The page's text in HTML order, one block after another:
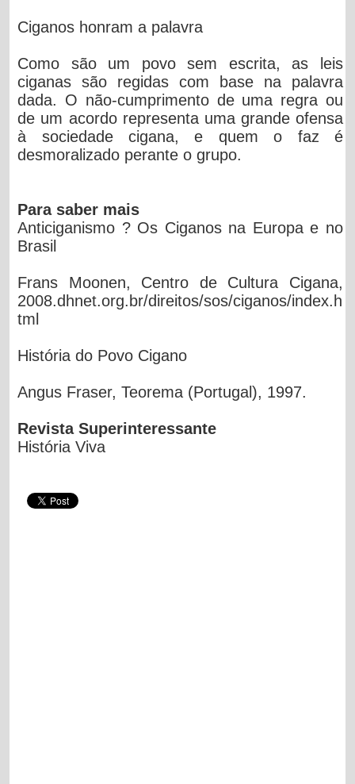
Ciganos honram a palavra
Como são um povo sem escrita, as leis
ciganas são regidas com base na palavra
dada. O não-cumprimento de uma regra ou
de um acordo representa uma grande ofensa
à sociedade cigana, e quem o faz é
desmoralizado perante o grupo.
Para saber mais
Anticiganismo ? Os Ciganos na Europa e no
Brasil
Frans Moonen, Centro de Cultura Cigana,
2008.dhnet.org.br/direitos/sos/ciganos/index.h
tml
História do Povo Cigano
Angus Fraser, Teorema (Portugal), 1997.
Revista Superinteressante
História Viva